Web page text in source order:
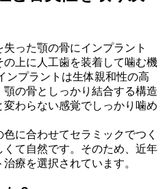
った顎の骨にインプラント
の上に人工歯を装着して噛む機
ンプラントは生体親和性の高
の骨としっかり結合する構造
わらない感覚でしっかり噛め
に合わせてセラミックでつく
て自然です。そのため、近年
療を選択されています。